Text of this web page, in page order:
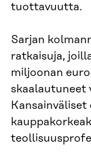
tuottavuutta.
Sarjan
ratkaisuja,
miljoonan
skaalautuneet